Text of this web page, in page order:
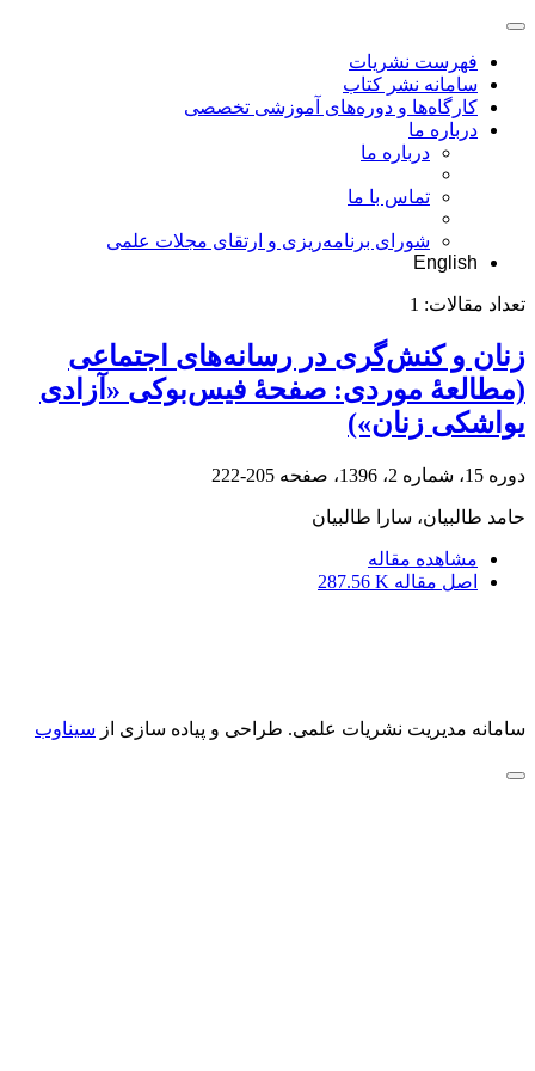
فهرست نشریات
سامانه نشر کتاب
کارگاه‌ها و دوره‌های آموزشی تخصصی
درباره ما
درباره ما
تماس با ما
شورای برنامه‌ریزی و ارتقای مجلات علمی
English
تعداد مقالات: 1
زنان و کنش‌گری در رسانه‌های اجتماعی
(مطالعۀ موردی: صفحۀ فیس‌بوکی «آزادی
یواشکی زنان»)
دوره 15، شماره 2، 1396، صفحه 205-222
حامد طالبیان، سارا طالبیان
مشاهده مقاله
اصل مقاله 287.56 K
سامانه مدیریت نشریات علمی. طراحی و پیاده سازی از سیناوب